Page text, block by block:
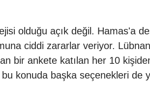
olduğu açık değil. Hamas'a
ciddi zararlar veriyor.
bir ankete katılan her 10
konuda başka seçenekleri de